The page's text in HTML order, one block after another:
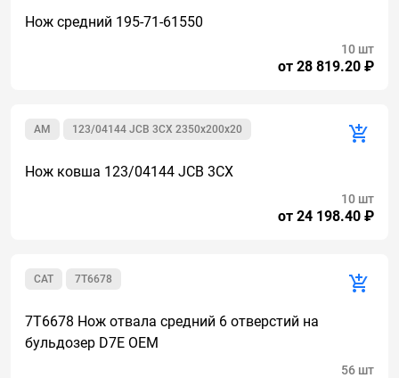
Нож средний 195-71-61550
от 28 819.20 ₽
10 шт
123/04144 JCB 3CX 2350х200х20
AM
Нож ковша 123/04144 JCB 3CX
от 24 198.40 ₽
10 шт
7T6678
CAT
7T6678 Нож отвала средний 6 отверстий на
бульдозер D7E OEM
56 шт